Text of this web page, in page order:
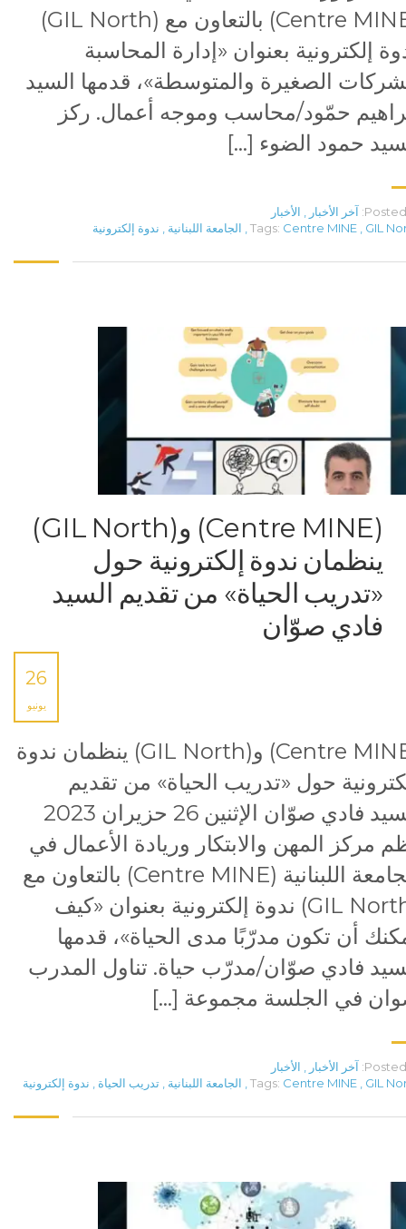
(Centre MINE) بالتعاون مع (GIL North)
إلكترونية بعنوان «إدارة المحاسبة
الصغيرة والمتوسطة»، قدمها السيد
حمّود/محاسب وموجه أعمال. ركز
حمود الضوء […]
Posted آخر الأخبار
الأخبار
Tags: Centre MINE GIL الجامعة اللبنانية ندوة إلكترونية
(Centre MINE) و(GIL North)
ينظمان ندوة إلكترونية حول
«تدريب الحياة» من تقديم السيد
فادي صوّان
26
يونيو
(Centre MINE) و(GIL North) ينظمان ندوة
حول «تدريب الحياة» من تقديم
السيد فادي صوّان الإثنين 26 حزيران 2023
مركز المهن والابتكار وريادة الأعمال في
الجامعة اللبنانية (Centre MINE) بالتعاون مع
(GIL North) ندوة إلكترونية بعنوان «كيف
أن تكون مدرّبًا مدى الحياة»، قدمها
فادي صوّان/مدرّب حياة. تناول المدرب
في الجلسة مجموعة […]
Posted آخر الأخبار
الأخبار
Tags: Centre MINE GIL الجامعة اللبنانية تدريب الحياة ندوة إلكترونية